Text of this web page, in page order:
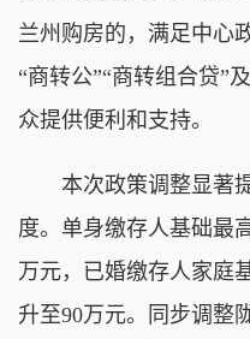
兰州购房的，满足中心
“商转公”“商转组合贷”
众提供便利和支持。
本次政策调整显著提
度。单身缴存人基础最
万元，已婚缴存人家庭
升至90万元。同步调整